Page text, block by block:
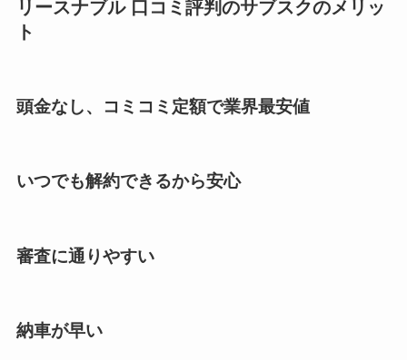
リースナブル 口コミ評判のサブスクのメリッ
ト
頭金なし、コミコミ定額で業界最安値
いつでも解約できるから安心
審査に通りやすい
納車が早い